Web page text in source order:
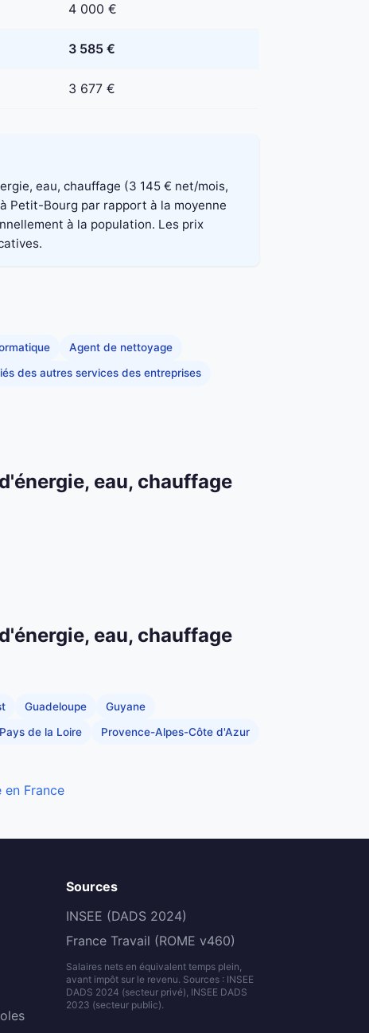
4 000 €
3 585 €
3 677 €
eau, chauffage (3 145 € net/mois,
Petit-Bourg par rapport à la moyenne
à la population. Les prix
Agent de nettoyage
des autres services des entreprises
eau, chauffage
eau, chauffage
Guadeloupe Guyane
Pays de la Loire Provence-Alpes-Côte d'Azur
France
Sources
INSEE (DADS 2024)
France Travail (ROME v460)
Salaires nets en équivalent temps plein,
avant impôt sur le revenu. Sources : INSEE
DADS 2024 (secteur privé), INSEE DADS
2023 (secteur public).